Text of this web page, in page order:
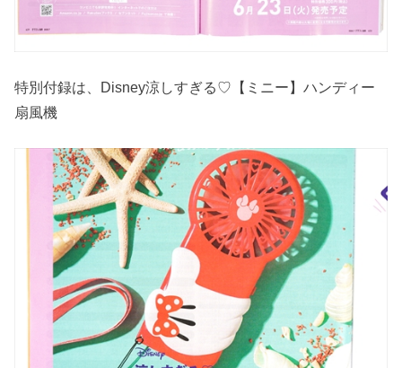
特別付録は、Disney涼しすぎる♡【ミニー】ハンディー
扇風機